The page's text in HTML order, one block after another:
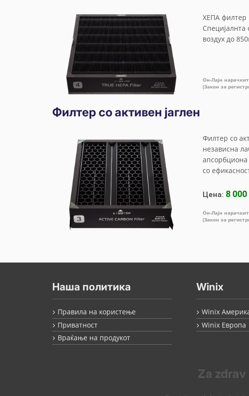
ХЕПА филтер
Специјалнта
воздух до
Он-Лајн
(Закон за
Филтер со активен јаглен
Филтер со
независна
апсорбциона
со
Цена: 8
Он-Лајн
(Закон за
Наша политика
Правила на користење
Приватност
Враќање на продукот
Winix
Winix
Winix Европа
Za